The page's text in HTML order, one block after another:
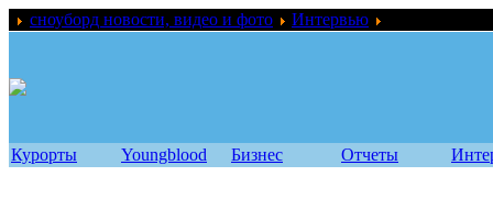
сноуборд новости, видео и фото Интервью
Курорты Youngblood Бизнес Отчеты